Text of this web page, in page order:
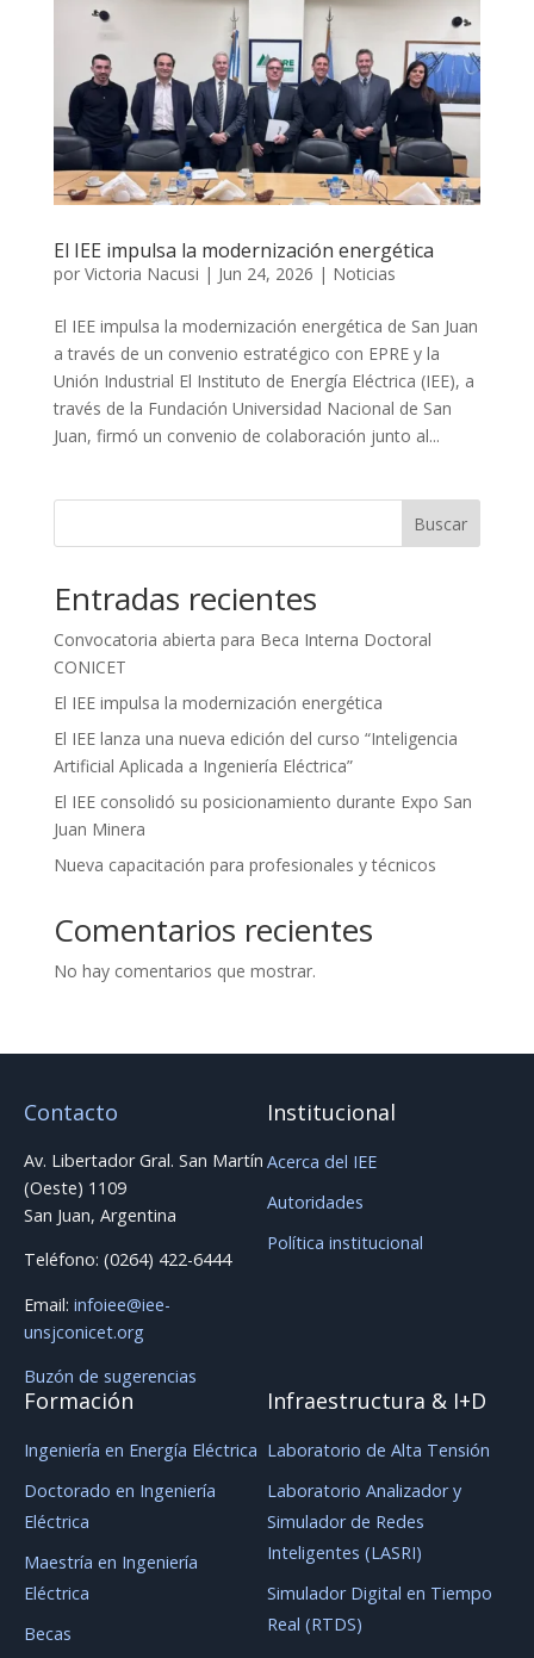
El IEE impulsa la modernización energética
por Victoria Nacusi | Jun 24, 2026 | Noticias
El IEE impulsa la modernización energética de San Juan
a través de un convenio estratégico con EPRE y la
Unión Industrial El Instituto de Energía Eléctrica (IEE), a
través de la Fundación Universidad Nacional de San
Juan, firmó un convenio de colaboración junto al...
Buscar
Entradas recientes
Convocatoria abierta para Beca Interna Doctoral
CONICET
El IEE impulsa la modernización energética
El IEE lanza una nueva edición del curso “Inteligencia
Artificial Aplicada a Ingeniería Eléctrica”
El IEE consolidó su posicionamiento durante Expo San
Juan Minera
Nueva capacitación para profesionales y técnicos
Comentarios recientes
No hay comentarios que mostrar.
Contacto
Av. Libertador Gral. San Martín
(Oeste) 1109
San Juan, Argentina
Teléfono: (0264) 422-6444
Email: infoiee@iee-
unsjconicet.org
Buzón de sugerencias
Institucional
Acerca del IEE
Autoridades
Política institucional
Formación
Ingeniería en Energía Eléctrica
Doctorado en Ingeniería
Eléctrica
Maestría en Ingeniería
Eléctrica
Becas
Infraestructura & I+D
Laboratorio de Alta Tensión
Laboratorio Analizador y
Simulador de Redes
Inteligentes (LASRI)
Simulador Digital en Tiempo
Real (RTDS)